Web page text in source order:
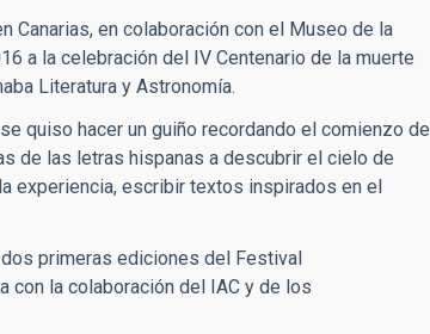
en colaboración con el Museo de la
a la celebración del IV Centenario de la muerte
Literatura y Astronomía.
quiso hacer un guiño recordando el comienzo de
de las letras hispanas a descubrir el cielo de
experiencia, escribir textos inspirados en el
primeras ediciones del Festival
con la colaboración del IAC y de los